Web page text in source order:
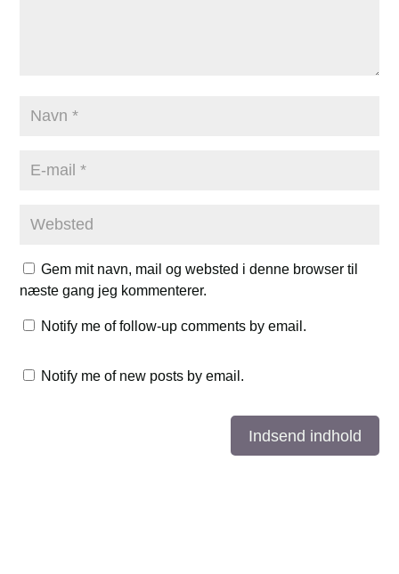
Gem mit navn, mail og websted i denne browser til
næste gang jeg kommenterer.
Notify me of follow-up comments by email.
Notify me of new posts by email.
Indsend indhold